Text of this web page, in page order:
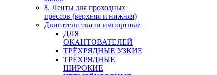
8. Ленты для проходных
прессов (верхняя и нижняя)
Двигатели ткани импортные
ДЛЯ
ОКАНТОВАТЕЛЕЙ
ТРЁХРЯДНЫЕ УЗКИЕ
ТРЁХРЯДНЫЕ
ШИРОКИЕ